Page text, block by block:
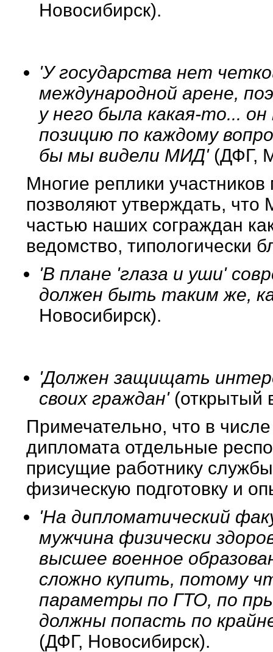
Новосибирск).
'У государства нет
международной арене,
у него была какая-то...
позицию по каждому
бы мы видели МИД'(ДФГ,
Многие реплики
позволяют утверждать,
частью наших сограждан
ведомство, типологически
'В плане 'глаза и уши'
должен быть таким же,
Новосибирск).
'Должен защищать
своих граждан'(открытый
Примечательно, что в
дипломата отдельные
присущие работнику
физическую подготовку и
'На дипломатический
мужчина физически
высшее военное
сложно купить, потому
параметры по ГТО, по
должны попасть по
(ДФГ, Новосибирск).